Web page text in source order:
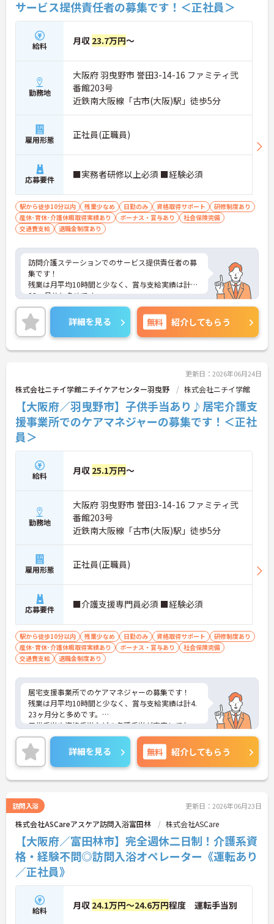
サービス提供責任者の募集です！＜正社員＞
給料 月収 23.7万円～
勤務地
大阪府 羽曳野市 誉田3-14-16 ファミティ弐
番館203号
近鉄南大阪線「古市(大阪)駅」徒歩5分
雇用形態 正社員(正職員)
応募要件 ■実務者研修以上必須 ■経験必須
駅から徒歩10分以内 残業少なめ 日勤のみ 資格取得サポート
研修制度あり
産休･育休･介護休暇取得実績あり
ボーナス・賞与あり
社会保険完備
交通費支給
退職金制度あり
訪問介護ステーションでのサービス提供責任者の募
集です！
残業は月平均10時間と少なく、賞与支給実績は計4.
23ヶ月分と多めです。
勤続年数手当や資格手当などの各種手当が充実して
おり、長く働きやすい環境です☆
ご興味のある方には、面接対策ポイントなど、さら
に詳細をお話しいたしますのでお気軽にご相談くだ
さい！
詳細を見る 無料 紹介してもらう
更新日：2026年06月24日
株式会社ニチイ学館ニチイケアセンター羽曳野 株式会社ニチイ学館
【大阪府／羽曳野市】子供手当あり♪居宅介護支
援事業所でのケアマネジャーの募集です！＜正社
員＞
給料 月収 25.1万円～
勤務地
大阪府 羽曳野市 誉田3-14-16 ファミティ弐
番館203号
近鉄南大阪線「古市(大阪)駅」徒歩5分
雇用形態 正社員(正職員)
応募要件 ■介護支援専門員必須 ■経験必須
駅から徒歩10分以内 残業少なめ 日勤のみ 資格取得サポート
研修制度あり
産休･育休･介護休暇取得実績あり
ボーナス・賞与あり
社会保険完備
交通費支給
退職金制度あり
居宅支援事業所でのケアマネジャーの募集です！
残業は月平均10時間と少なく、賞与支給実績は計4.
23ヶ月分と多めです。
子供手当や資格手当などの各種手当が充実してお
り、長く働きやすい環境です☆
ご興味のある方には、面接対策ポイントなど、さら
に詳細をお話しいたしますのでお気軽にご相談くだ
さい！
詳細を見る 無料 紹介してもらう
訪問入浴 更新日：2026年06月23日
株式会社ASCareアスケア訪問入浴富田林 株式会社ASCare
【大阪府／富田林市】完全週休二日制！介護系資
格・経験不問◎訪問入浴オペレーター《運転あり
／正社員》
給料 月収 24.1万円～24.6万円程度 運転手当別